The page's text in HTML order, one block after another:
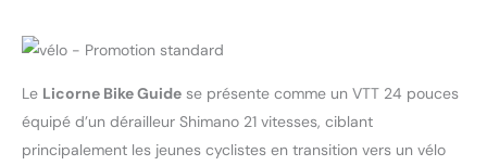
Le Licorne Bike Guide se présente comme un VTT 24 pouces
équipé d’un dérailleur Shimano 21 vitesses, ciblant
principalement les jeunes cyclistes en transition vers un vélo